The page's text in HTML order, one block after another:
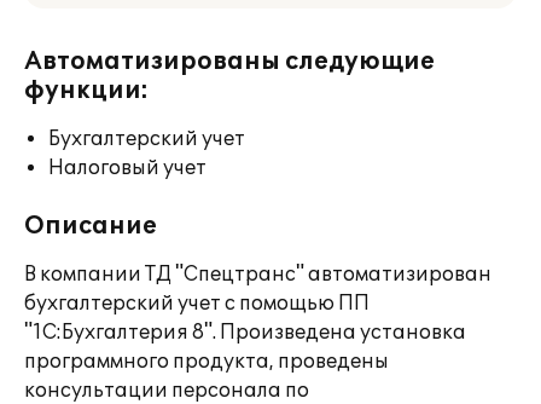
Автоматизированы следующие
функции:
Бухгалтерский учет
Налоговый учет
Описание
В компании ТД "Спецтранс" автоматизирован
бухгалтерский учет с помощью ПП
"1С:Бухгалтерия 8". Произведена установка
программного продукта, проведены
консультации персонала по